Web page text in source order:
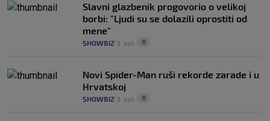
Slavni glazbenik progovorio o velikoj
borbi: "Ljudi su se dolazili oprostiti od
mene"
SHOWBIZ 3. kol. 0
Novi Spider-Man ruši rekorde zarade i u
Hrvatskoj
SHOWBIZ 3. kol. 0